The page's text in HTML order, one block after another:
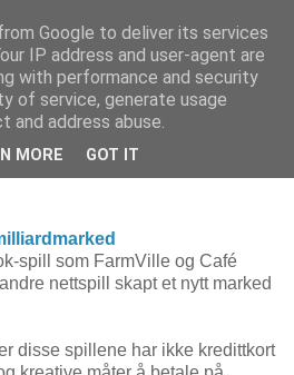
spill som FarmVille og Café
nettspill skapt et nytt marked
disse spillene har ikke kredittkort
Google to deliver its services
IP address and user-agent are
with performance and security
of service, generate usage
address abuse.
MORE GOT IT